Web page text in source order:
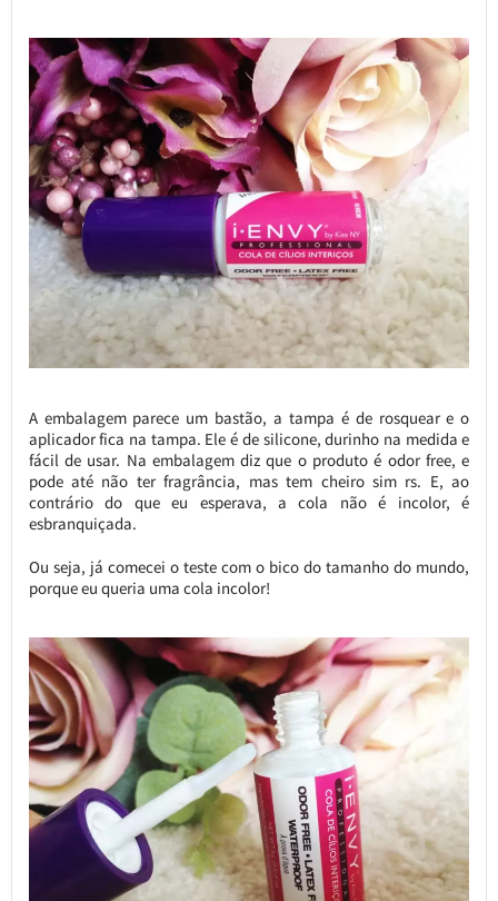
A embalagem parece um bastão, a tampa é de rosquear e o
aplicador fica na tampa. Ele é de silicone, durinho na medida e
fácil de usar. Na embalagem diz que o produto é odor free, e
pode até não ter fragrância, mas tem cheiro sim rs. E, ao
contrário do que eu esperava, a cola não é incolor, é
esbranquiçada.
Ou seja, já comecei o teste com o bico do tamanho do mundo,
porque eu queria uma cola incolor!